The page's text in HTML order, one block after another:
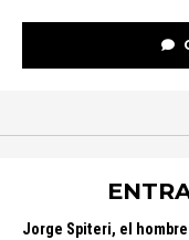
Jorge Spiteri, el